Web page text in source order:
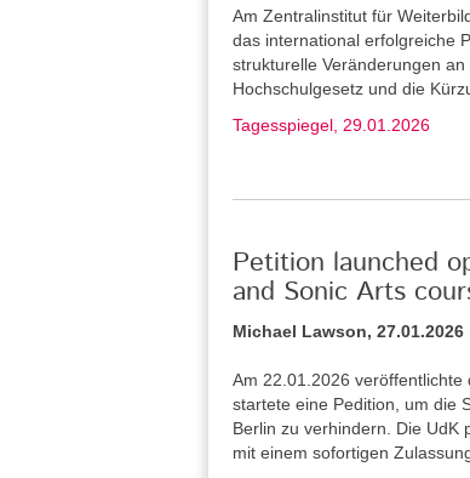
Am Zentralinstitut für
das international erfolgreiche
strukturelle Veränderungen
Hochschulgesetz und die
Tagesspiegel, 29.01.2026
Petition launched
and Sonic Arts
Michael Lawson, 27.01.2026
Am 22.01.2026 veröffentlichte
startete eine Pedition, um die
Berlin zu verhindern. Die UdK
mit einem sofortigen